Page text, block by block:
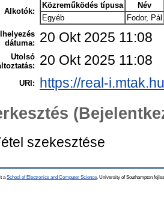
Alkotók:
Közreműködés típusa
Név
Egyéb
Fodor, Pál
dátuma:
20 Okt 2025 11:08
Utolsó 20 Okt 2025 11:08
URI: https://real-
szekesztése
a School of Electronics and Computer Science , University of Southampton